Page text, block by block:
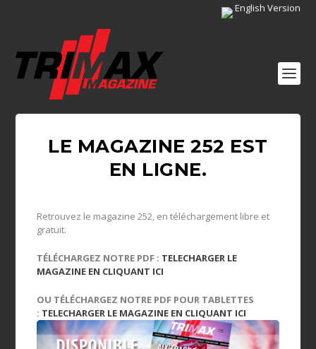
English Version
LE MAGAZINE 252 EST
EN LIGNE.
Retrouvez le magazine 252, en téléchargement libre et
gratuit.
TÉLÉCHARGEZ NOTRE PDF : TELECHARGER LE
MAGAZINE EN CLIQUANT ICI
OU TÉLÉCHARGEZ NOTRE PDF POUR TABLETTES
: TELECHARGER LE MAGAZINE EN CLIQUANT ICI